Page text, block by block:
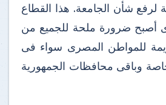
لرفع شأن الجامعة. هذا القطاع
أصبح ضرورة ملحة للجميع من
للمواطن المصرى سواء فى
وباقى محافظات الجمهورية